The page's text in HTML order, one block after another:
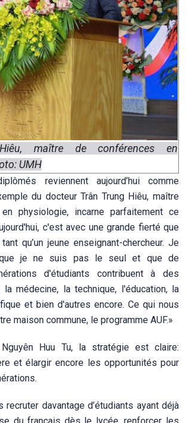
maître de conférences en
UMH
reviennent aujourd’hui comme
du docteur Trân Trung Hiêu, maître
physiologie, incarne parfaitement ce
c'est avec une grande fierté que
qu’un jeune enseignant-chercheur. Je
que je ne suis pas le seul et que de
d'étudiants contribuent à des
la médecine, la technique, l'éducation, la
et bien d'autres encore. Ce qui nous
maison commune, le programme AUF.»
Huu Tu, la stratégie est claire:
et élargir encore les opportunités pour
recruter davantage d’étudiants ayant déjà
du français dès le lycée, renforcer les